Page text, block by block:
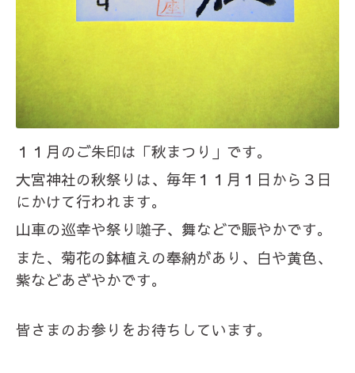
１１月のご朱印は「秋まつり」です。
大宮神社の秋祭りは、毎年１１月１日から３日
にかけて行われます。
山車の巡幸や祭り囃子、舞などで賑やかです。
また、菊花の鉢植えの奉納があり、白や黄色、
紫などあざやかです。
皆さまのお参りをお待ちしています。